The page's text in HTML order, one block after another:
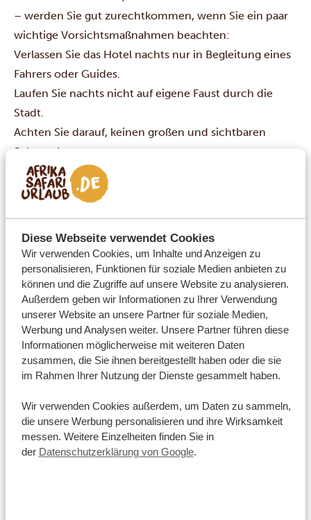
Diese Webseite verwendet Cookies
Wir verwenden Cookies, um Inhalte und Anzeigen zu
personalisieren, Funktionen für soziale Medien anbieten zu
können und die Zugriffe auf unsere Website zu analysieren.
Außerdem geben wir Informationen zu Ihrer Verwendung
unserer Website an unsere Partner für soziale Medien,
Werbung und Analysen weiter. Unsere Partner führen diese
Informationen möglicherweise mit weiteren Daten
zusammen, die Sie ihnen bereitgestellt haben oder die sie
im Rahmen Ihrer Nutzung der Dienste gesammelt haben.
Wir verwenden Cookies außerdem, um Daten zu sammeln,
die unsere Werbung personalisieren und ihre Wirksamkeit
messen. Weitere Einzelheiten finden Sie in
der Datenschutzerklärung von Google.
– werden Sie gut zurechtkommen, wenn Sie ein paar
wichtige Vorsichtsmaßnahmen beachten:
Verlassen Sie das Hotel nachts nur in Begleitung eines
Fahrers oder Guides.
Laufen Sie nachts nicht auf eigene Faust durch die
Stadt.
Achten Sie darauf, keinen großen und sichtbaren
Schmuck zu tragen.
Behalten Sie Ihre Wertsachen im Auge und eng am
Körper – oder lassen Sie sie gleich im Hotel-Safe.
Da Kenia beinahe auf dem gleichen Längengrad liegt
wie Deutschland, ist der Zeitunterschied nicht sehr
gravierend. Schön für Sie, wenn Sie Ihren Liebsten mit
einem Videoanruf zeigen möchten, wo Sie gerade
sind.
Berlin: -2 Stunden (bei Winterzeit) -1 Stunde (bei
Sommerzeit)New York: -8 StundenLondon: -3
StundenLos Angeles: -11 StundenHongkong: +5
Bargeld
Die offizielle Währung Kenias ist der kenianische
Schilling, auch wenn die Hotels in der Regel auch US-